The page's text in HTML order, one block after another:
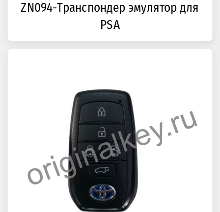
ZN094-Транспондер эмулятор для
PSA